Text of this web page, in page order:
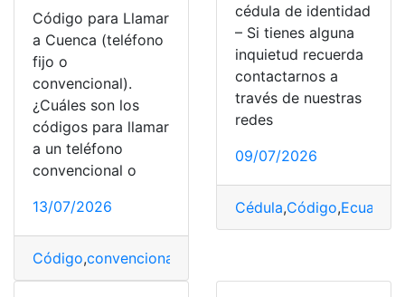
Código para Llamar
a Cuenca (teléfono
fijo o
convencional).
¿Cuáles son los
códigos para llamar
a un teléfono
convencional o
13/07/2026
Código,convencional
cédula de identidad
– Si tienes alguna
inquietud recuerda
contactarnos a
través de nuestras
redes
09/07/2026
Cédula,Código,Ecuador